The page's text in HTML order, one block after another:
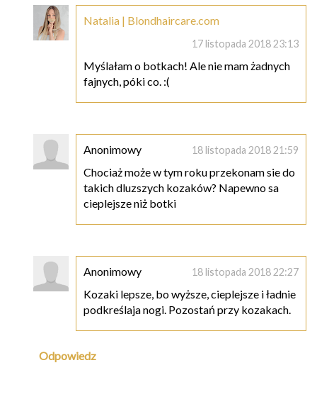
Natalia | Blondhaircare.com
17 listopada 2018 23:13
Myślałam o botkach! Ale nie mam żadnych
fajnych, póki co. :(
Anonimowy 18 listopada 2018 21:59
Chociaż może w tym roku przekonam sie do
takich dluzszych kozaków? Napewno sa
cieplejsze niż botki
Anonimowy 18 listopada 2018 22:27
Kozaki lepsze, bo wyższe, cieplejsze i ładnie
podkreślaja nogi. Pozostań przy kozakach.
Odpowiedz